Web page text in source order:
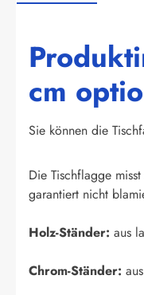
cm
Sie können die
Die Tischflagge
garantiert nicht
Holz-Ständer: aus
Chrom-Ständer: